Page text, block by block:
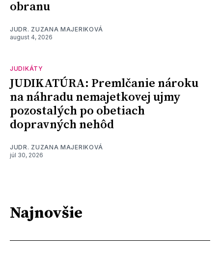
obranu
JUDR. ZUZANA MAJERIKOVÁ
august 4, 2026
JUDIKÁTY
JUDIKATÚRA: Premlčanie nároku
na náhradu nemajetkovej ujmy
pozostalých po obetiach
dopravných nehôd
JUDR. ZUZANA MAJERIKOVÁ
júl 30, 2026
Najnovšie